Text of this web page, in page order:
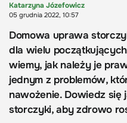
Katarzyna Józefowicz
05 grudnia 2022, 10:57
Domowa uprawa
dla wielu
wiemy, jak należy je
jednym z problemów,
nawożenie. Dowiedz się
storczyki, aby zdrowo